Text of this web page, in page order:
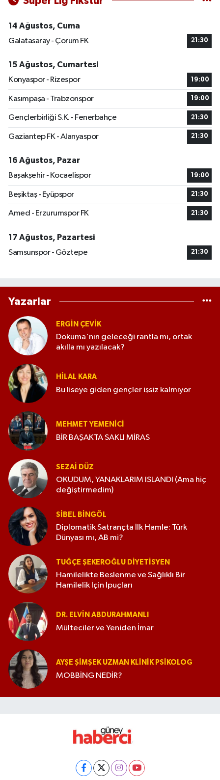
14 Ağustos, Cuma
Galatasaray - Çorum FK
21:30
15 Ağustos, Cumartesi
Konyaspor - Rizespor
19:00
Kasımpaşa - Trabzonspor 19:00
Gençlerbirliği S.K. - Fenerbahçe 21:30
Gaziantep FK - Alanyaspor 21:30
16 Ağustos, Pazar
Başakşehir - Kocaelispor
19:00
Beşiktaş - Eyüpspor 21:30
Amed - Erzurumspor FK 21:30
17 Ağustos, Pazartesi
Samsunspor - Göztepe
21:30
Yazarlar
ERGIN ÇEVİK
Dokuma'nın geleceği rantla mı, ortak
akılla mı yazılacak?
HILAL KARA
Bu liseye giden gençler işsiz kalmıyor
MEHMET YEMENICI
BİR BAŞAKTA SAKLI MİRAS
SEZAI DÜZ
OKUDUM, YANAKLARIM ISLANDI (Ama hiç
değiştirmedim)
SIBEL BINGÖL
Diplomatik Satrançta İlk Hamle: Türk
Dünyası mı, AB mi?
TUĞÇE ŞEKEROĞLU DIYETISYEN
Hamilelikte Beslenme ve Sağlıklı Bir
Hamilelik İçin İpuçları
DR. ELVIN ABDURAHMANLI
Mülteciler ve Yeniden İmar
AYŞE ŞIMŞEK UZMAN KLINIK PSIKOLOG
MOBBİNG NEDİR?